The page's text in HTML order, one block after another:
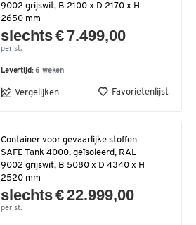
9002 grijswit, B 2100 x D 2170 x H
2650 mm
slechts € 7.499,00
per st.
Levertijd:6 weken
Vergelijken Favorietenlijst
Container voor gevaarlijke stoffen
SAFE Tank 4000, geïsoleerd, RAL
9002 grijswit, B 5080 x D 4340 x H
2520 mm
slechts € 22.999,00
per st.